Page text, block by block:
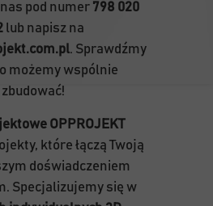
OPPROJEKT
które łączą Twoją
doświadczeniem
Specjalizujemy się w
pod numer 798 020
lub napisz na
. Sprawdźmy
możemy wspólnie
zbudować!